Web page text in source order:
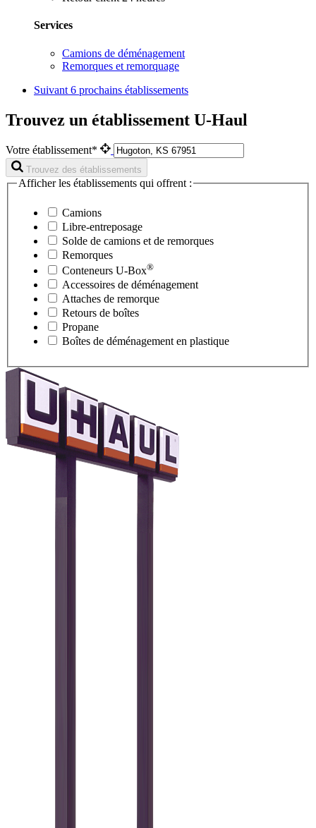
Services
Camions de déménagement
Remorques et remorquage
Suivant 6 prochains établissements
Trouvez un établissement U-Haul
Votre établissement*
Trouvez des établissements
Afficher les établissements qui offrent :
Camions
Libre-entreposage
Solde de camions et de remorques
Remorques
Conteneurs U-Box®
Accessoires de déménagement
Attaches de remorque
Retours de boîtes
Propane
Boîtes de déménagement en plastique